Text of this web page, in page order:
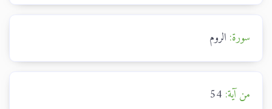
سورة: الروم
من آية: 54